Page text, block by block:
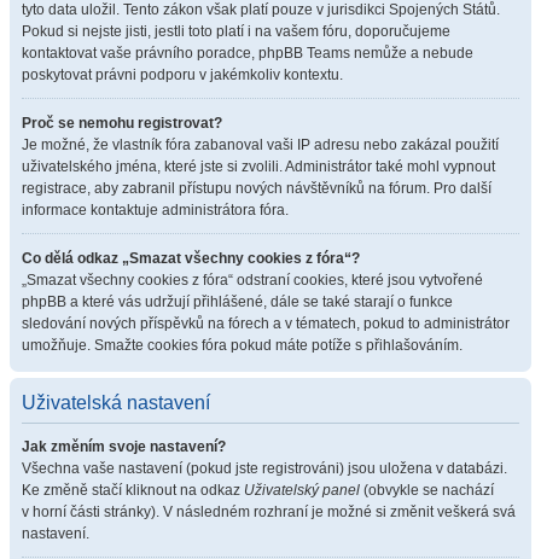
tyto data uložil. Tento zákon však platí pouze v jurisdikci Spojených Států.
Pokud si nejste jisti, jestli toto platí i na vašem fóru, doporučujeme
kontaktovat vaše právního poradce, phpBB Teams nemůže a nebude
poskytovat právni podporu v jakémkoliv kontextu.
Proč se nemohu registrovat?
Je možné, že vlastník fóra zabanoval vaši IP adresu nebo zakázal použití
uživatelského jména, které jste si zvolili. Administrátor také mohl vypnout
registrace, aby zabranil přístupu nových návštěvníků na fórum. Pro další
informace kontaktuje administrátora fóra.
Co dělá odkaz „Smazat všechny cookies z fóra“?
„Smazat všechny cookies z fóra“ odstraní cookies, které jsou vytvořené
phpBB a které vás udržují přihlášené, dále se také starají o funkce
sledování nových příspěvků na fórech a v tématech, pokud to administrátor
umožňuje. Smažte cookies fóra pokud máte potíže s přihlašováním.
Uživatelská nastavení
Jak změním svoje nastavení?
Všechna vaše nastavení (pokud jste registrováni) jsou uložena v databázi.
Ke změně stačí kliknout na odkaz Uživatelský panel (obvykle se nachází
v horní části stránky). V následném rozhraní je možné si změnit veškerá svá
nastavení.